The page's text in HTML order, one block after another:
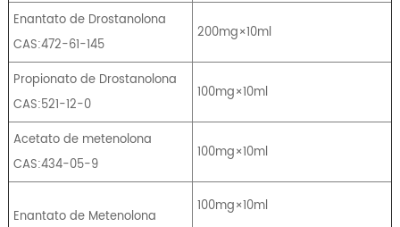
Enantato de Drostanolona
CAS:472-61-145
200mg×10ml
Propionato de Drostanolona
CAS:521-12-0
100mg×10ml
Acetato de metenolona
CAS:434-05-9
100mg×10ml
Enantato de Metenolona
100mg×10ml